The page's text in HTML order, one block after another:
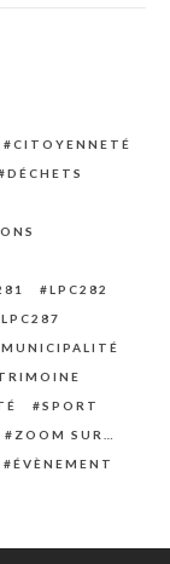
CITOYENNETÉ
DÉCHETS
LPC282
LPC287
MUNICIPALITÉ
SPORT
ZOOM SUR…
ÉVÈNEMENT